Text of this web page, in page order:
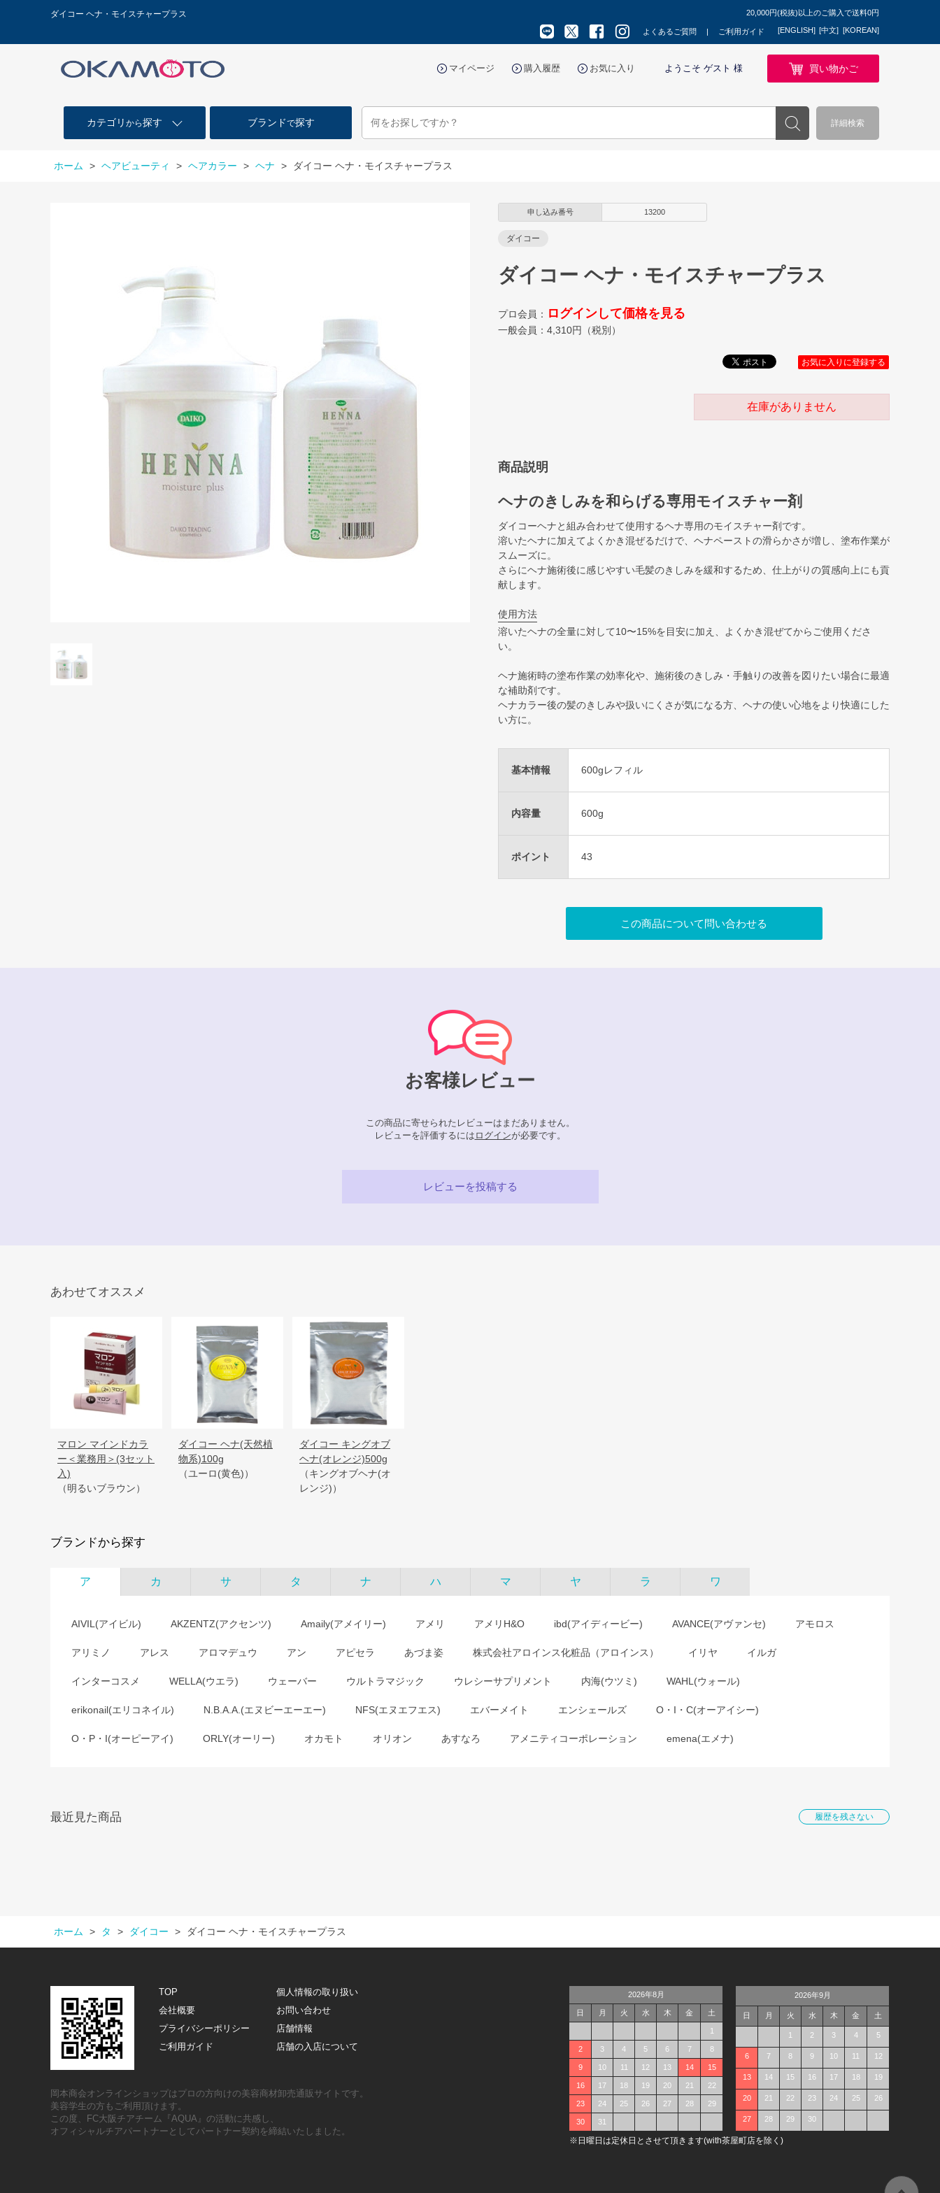
ダイコー ヘナ・モイスチャープラス 20,000円(税抜)以上のご購入で送料0円
よくあるご質問 ご利用ガイド [ENGLISH] [中文] [KOREAN]
マイページ 購入履歴 お気に入り ようこそ ゲスト 様 買い物かご
カテゴリ から探す ブランドで探す 詳細検索
ホーム > ヘアビューティ > ヘアカラー > ヘナ > ダイコー ヘナ・モイスチャープラス
申し込み番号 13200
ダイコー
ダイコー ヘナ・モイスチャープラス
プロ会員： ログインして価格を見る
一般会員： 4,310円（税別）
お気に入りに登録する
在庫がありません
商品説明
ヘナのきしみを和らげる専用モイスチャー剤
ダイコーヘナと組み合わせて使用するヘナ専用のモイスチャー剤です。
溶いたヘナに加えてよくかき混ぜるだけで、ヘナペーストの滑らかさが増し、塗布作業が
スムーズに。
さらにヘナ施術後に感じやすい毛髪のきしみを緩和するため、仕上がりの質感向上にも貢
献します。
使用方法
溶いたヘナの全量に対して10〜15%を目安に加え、よくかき混ぜてからご使用くださ
い。
ヘナ施術時の塗布作業の効率化や、施術後のきしみ・手触りの改善を図りたい場合に最適
な補助剤です。
ヘナカラー後の髪のきしみや扱いにくさが気になる方、ヘナの使い心地をより快適にした
い方に。
基本情報 600gレフィル
内容量 600g
ポイント 43
この商品について問い合わせる
お客様レビュー
この商品に寄せられたレビューはまだありません。
レビューを評価するには ログインが必要です。
レビューを投稿する
あわせてオススメ
マロン マインドカラ
ー＜業務用＞(3セット
入)
（明るいブラウン）
ダイコー ヘナ(天然植
物系)100g
（ユーロ(黄色)）
ダイコー キングオブ
ヘナ(オレンジ)500g
（キングオブヘナ(オ
レンジ)）
ブランドから探す
ア カ サ タ ナ ハ マ ヤ ラ ワ
AIVIL(アイビル) AKZENTZ(アクセンツ) Amaily(アメイリー) アメリ アメリH&O ibd(アイディービー) AVANCE(アヴァンセ) アモロス
アリミノ アレス アロマデュウ アン アピセラ あづま姿 株式会社アロインス化粧品（アロインス） イリヤ イルガ
インターコスメ WELLA(ウエラ) ウェーバー ウルトラマジック ウレシーサプリメント 内海(ウツミ) WAHL(ウォール)
erikonail(エリコネイル) N.B.A.A.(エヌビーエーエー) NFS(エヌエフエス) エバーメイト エンシェールズ O・I・C(オーアイシー)
O・P・I(オーピーアイ) ORLY(オーリー) オカモト オリオン あすなろ アメニティコーポレーション emena(エメナ)
最近見た商品 履歴を残さない
ホーム > タ > ダイコー > ダイコー ヘナ・モイスチャープラス
TOP
個人情報の取り扱い
会社概要
お問い合わせ
プライバシーポリシー
店舗情報
ご利用ガイド
店舗の入店について
岡本商会オンラインショップはプロの方向けの美容商材卸売通販サイトです。
美容学生の方もご利用頂けます。
この度、FC大阪チアチーム『AQUA』の活動に共感し、
オフィシャルチアパートナーとしてパートナー契約を締結いたしました。
2026年8月
日 月 火 水 木 金 土
1
2 3 4 5 6 7 8
9 10 11 12 13 14 15
16 17 18 19 20 21 22
23 24 25 26 27 28 29
30 31
2026年9月
日 月 火 水 木 金 土
1 2 3 4 5
6 7 8 9 10 11 12
13 14 15 16 17 18 19
20 21 22 23 24 25 26
27 28 29 30
※日曜日は定休日とさせて頂きます(with茶屋町店を除く)